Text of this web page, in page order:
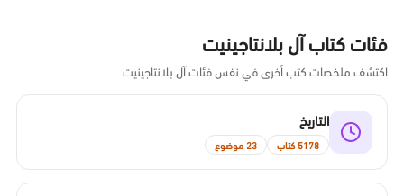
فئات كتاب آل بلانتاجينيت
اكتشف ملخصات كتب أخرى في نفس فئات آل بلانتاجينيت
التاريخ
5178 كتاب 23 موضوع